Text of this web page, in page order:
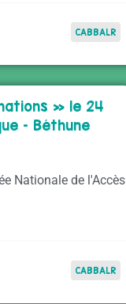
CABBALR
» le 24
– Béthune
Nationale de l'Accès
CABBALR